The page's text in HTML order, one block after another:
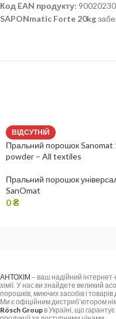
Код EAN продукту:
SAPONmatic Forte 20kg
ВІДСУТНІЙ
Пральний порошок Sanomat
powder – All textiles
Пральний порошок
SanOmat
0₴
АНТОХІМ – ваш надійний
хімії. У нас ви знайдете великий
порошків, миючих засобів і
Ми є офіційним дистриб’ютором
Rösch Groupв Україні, що гарантує